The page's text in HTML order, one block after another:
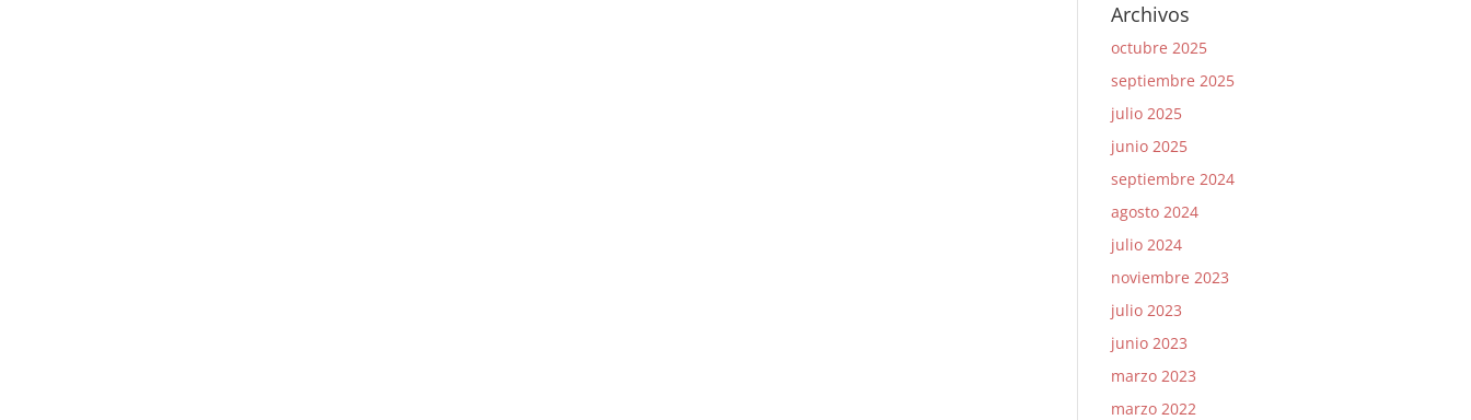
Archivos
octubre 2025
septiembre 2025
julio 2025
junio 2025
septiembre 2024
agosto 2024
julio 2024
noviembre 2023
julio 2023
junio 2023
marzo 2023
marzo 2022